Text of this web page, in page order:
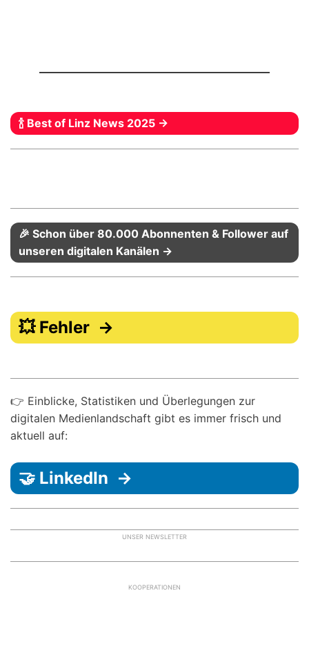
🍾 Best of Linz News 2025 →
🎉 Schon über 80.000 Abonnenten & Follower auf
unseren digitalen Kanälen →
💥 Fehler →
👉 Einblicke, Statistiken und Überlegungen zur
digitalen Medienlandschaft gibt es immer frisch und
aktuell auf:
🤝 LinkedIn →
UNSER NEWSLETTER
KOOPERATIONEN